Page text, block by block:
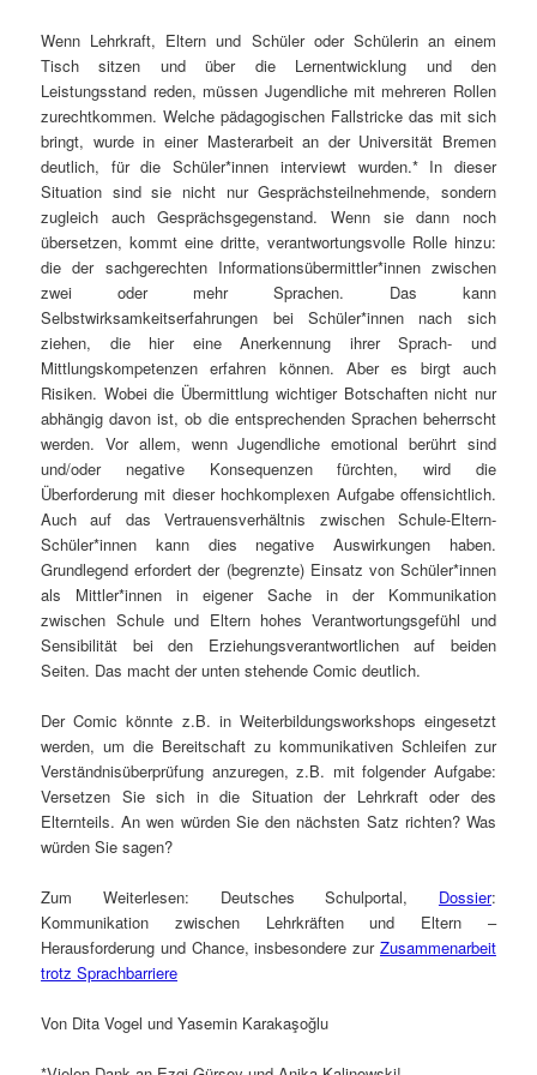
Wenn Lehrkraft, Eltern und Schüler oder Schülerin an einem
Tisch sitzen und über die Lernentwicklung und den
Leistungsstand reden, müssen Jugendliche mit mehreren Rollen
zurechtkommen. Welche pädagogischen Fallstricke das mit sich
bringt, wurde in einer Masterarbeit an der Universität Bremen
deutlich, für die Schüler*innen interviewt wurden.* In dieser
Situation sind sie nicht nur Gesprächsteilnehmende, sondern
zugleich auch Gesprächsgegenstand. Wenn sie dann noch
übersetzen, kommt eine dritte, verantwortungsvolle Rolle hinzu:
die der sachgerechten Informationsübermittler*innen zwischen
zwei oder mehr Sprachen. Das kann
Selbstwirksamkeitserfahrungen bei Schüler*innen nach sich
ziehen, die hier eine Anerkennung ihrer Sprach- und
Mittlungskompetenzen erfahren können. Aber es birgt auch
Risiken. Wobei die Übermittlung wichtiger Botschaften nicht nur
abhängig davon ist, ob die entsprechenden Sprachen beherrscht
werden. Vor allem, wenn Jugendliche emotional berührt sind
und/oder negative Konsequenzen fürchten, wird die
Überforderung mit dieser hochkomplexen Aufgabe offensichtlich.
Auch auf das Vertrauensverhältnis zwischen Schule-Eltern-
Schüler*innen kann dies negative Auswirkungen haben.
Grundlegend erfordert der (begrenzte) Einsatz von Schüler*innen
als Mittler*innen in eigener Sache in der Kommunikation
zwischen Schule und Eltern hohes Verantwortungsgefühl und
Sensibilität bei den Erziehungsverantwortlichen auf beiden
Seiten. Das macht der unten stehende Comic deutlich.
Der Comic könnte z.B. in Weiterbildungsworkshops eingesetzt
werden, um die Bereitschaft zu kommunikativen Schleifen zur
Verständnisüberprüfung anzuregen, z.B. mit folgender Aufgabe:
Versetzen Sie sich in die Situation der Lehrkraft oder des
Elternteils. An wen würden Sie den nächsten Satz richten? Was
würden Sie sagen?
Zum Weiterlesen: Deutsches Schulportal, Dossier:
Kommunikation zwischen Lehrkräften und Eltern –
Herausforderung und Chance, insbesondere zur Zusammenarbeit
trotz Sprachbarriere
Von Dita Vogel und Yasemin Karakaşoğlu